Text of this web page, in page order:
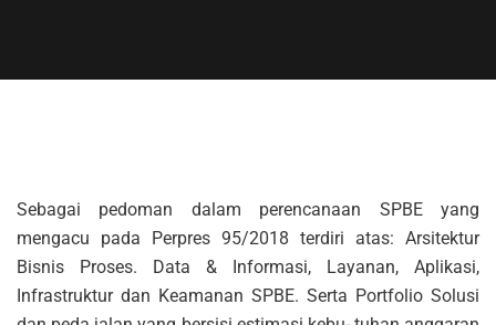
Sebagai pedoman dalam perencanaan SPBE yang
mengacu pada Perpres 95/2018 terdiri atas: Arsitektur
Bisnis Proses. Data & Informasi, Layanan, Aplikasi,
Infrastruktur dan Keamanan SPBE. Serta Portfolio Solusi